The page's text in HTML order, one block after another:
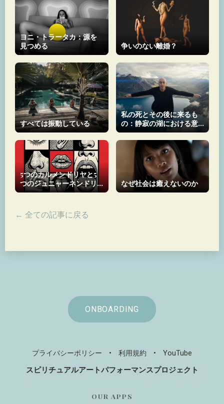
ヨニ・トラータカ：源を
見つめる
争いのない離婚？
すべては振動している
私の死とその後に来るも
の：静寂の湖における意
識
5つのカルメンドリヤと5
つのジュニャーネンドリ
ヤ
なぜ社会は癒えないのか
← 全ての記事に戻る
ONBOARDING
プライバシーポリシー • 利用規約 • YouTube
スピリチュアルアートパフォーマンスプロジェクト
OUR APPS